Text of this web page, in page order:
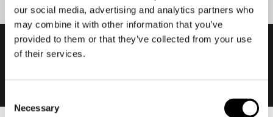
our social media, advertising and analytics partners who
may combine it with other information that you’ve
provided to them or that they’ve collected from your use
of their services.
Selection
Necessary